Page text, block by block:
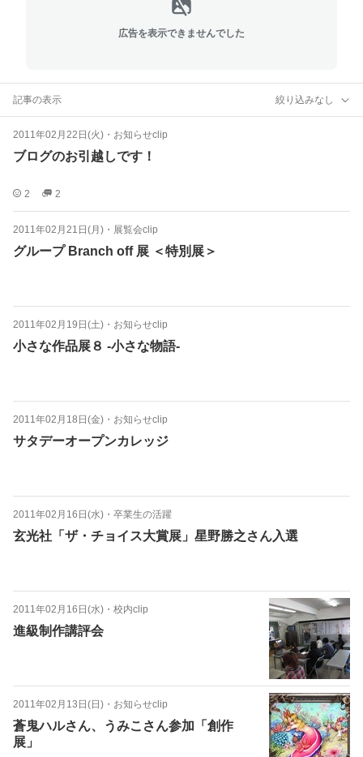
広告を表示できませんでした
記事の表示 絞り込みなし
2011年02月22日(火) ・ お知らせclip
ブログのお引越しです！
2 2
2011年02月21日(月) ・ 展覧会clip
グループ Branch off 展 ＜特別展＞
2011年02月19日(土) ・ お知らせclip
小さな作品展８ -小さな物語-
2011年02月18日(金) ・ お知らせclip
サタデーオープンカレッジ
2011年02月16日(水) ・ 卒業生の活躍
玄光社「ザ・チョイス大賞展」星野勝之さん入選
2011年02月16日(水) ・ 校内clip
進級制作講評会
2011年02月13日(日) ・ お知らせclip
蒼鬼ハルさん、うみこさん参加「創作
展」